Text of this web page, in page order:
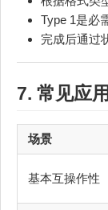
Type 1是必
完成后通过
7. 常见应
场景
基本互操作性